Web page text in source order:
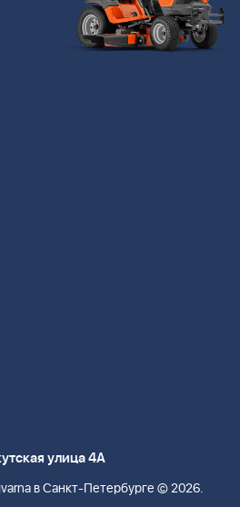
улица 4А
в Санкт-Петербурге © 2026.